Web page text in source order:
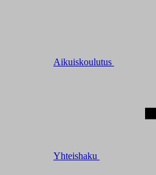
Aikuiskoulutus
Yhteishaku